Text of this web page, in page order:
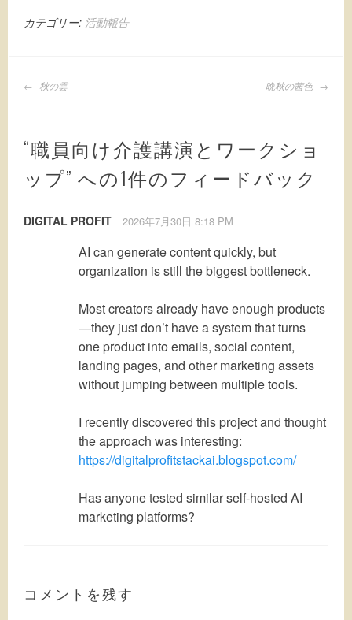
カテゴリー: 活動報告
投
ゲ
ー
シ
ョ
秋の雲 晩秋の茜色
“職員向け介護講演とワークショ
ップ” への1件のフィードバック
DIGITAL PROFIT 2026年7月30日 8:18 PM
AI can generate content quickly, but
organization is still the biggest bottleneck.
Most creators already have enough products
—they just don’t have a system that turns
one product into emails, social content,
landing pages, and other marketing assets
without jumping between multiple tools.
I recently discovered this project and thought
the approach was interesting:
https://digitalprofitstackai.blogspot.com/
Has anyone tested similar self-hosted AI
marketing platforms?
コメントを残す